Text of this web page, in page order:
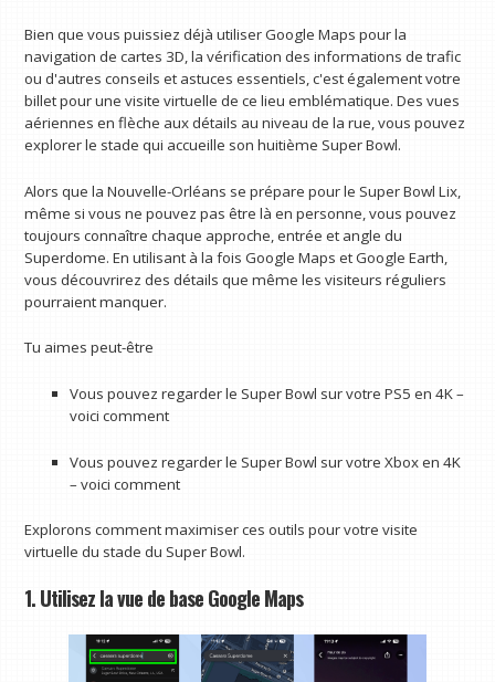
Bien que vous puissiez déjà utiliser Google Maps pour la
navigation de cartes 3D, la vérification des informations de trafic
ou d'autres conseils et astuces essentiels, c'est également votre
billet pour une visite virtuelle de ce lieu emblématique. Des vues
aériennes en flèche aux détails au niveau de la rue, vous pouvez
explorer le stade qui accueille son huitième Super Bowl.
Alors que la Nouvelle-Orléans se prépare pour le Super Bowl Lix,
même si vous ne pouvez pas être là en personne, vous pouvez
toujours connaître chaque approche, entrée et angle du
Superdome. En utilisant à la fois Google Maps et Google Earth,
vous découvrirez des détails que même les visiteurs réguliers
pourraient manquer.
Tu aimes peut-être
Vous pouvez regarder le Super Bowl sur votre PS5 en 4K –
voici comment
Vous pouvez regarder le Super Bowl sur votre Xbox en 4K
– voici comment
Explorons comment maximiser ces outils pour votre visite
virtuelle du stade du Super Bowl.
1. Utilisez la vue de base Google Maps